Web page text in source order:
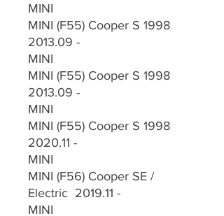
MINI
MINI (F55) Cooper S 1998
2013.09 -
MINI
MINI (F55) Cooper S 1998
2013.09 -
MINI
MINI (F55) Cooper S 1998
2020.11 -
MINI
MINI (F56) Cooper SE /
Electric 2019.11 -
MINI